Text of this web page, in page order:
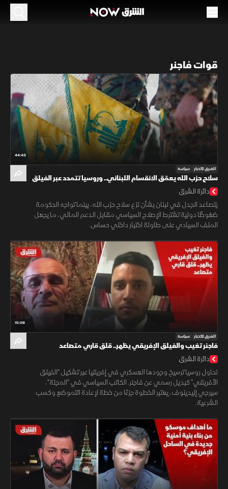
قوات فاجنر
44:43
الشرق للأخبار سياسة
سلاح حزب الله يعمّق الانقسام اللبناني.. وروسيا تتمدد عبر الفيلق
الأفريقي
دائرة الشرق
يتصاعد الجدل في لبنان بشأن نزع سلاح حزب الله، بينما تواجه الحكومة
ضغوطًا دولية تشترط الإصلاح السياسي مقابل الدعم المالي، ما يجعل
الملف السيادي على طاولة اختبار داخلي حساس.
15:09
الشرق للأخبار سياسة
فاجنر تغيب والفيلق الإفريقي يظهر.. قلق قاري متصاعد
دائرة الشرق
تحاول روسيا ترسيخ وجودها العسكري في إفريقيا عبر تشكيل "الفيلق
الأفريقي" كبديل رسمي عن فاجنر. الكاتب السياسي في "المجلة"،
سيرجي إليدينوف، يعتبر الخطوة جزءًا من خطة لإعادة التموضع وكسب
الشرعية.